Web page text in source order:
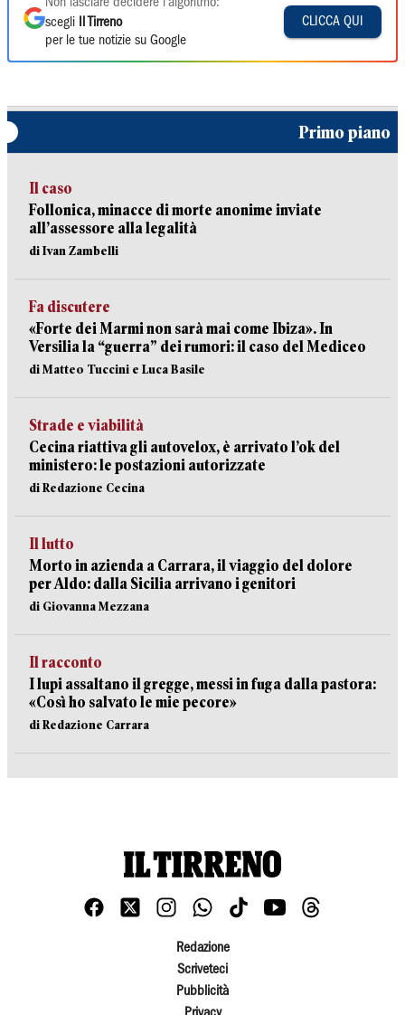
Non lasciare decidere l'algoritmo:
scegli
Il Tirreno
per le tue notizie su Google
CLICCA QUI
Primo piano
Il caso
Follonica, minacce di morte anonime inviate
all’assessore alla legalità
di Ivan Zambelli
Fa discutere
«Forte dei Marmi non sarà mai come Ibiza». In
Versilia la “guerra” dei rumori: il caso del Mediceo
di Matteo Tuccini e Luca Basile
Strade e viabilità
Cecina riattiva gli autovelox, è arrivato l’ok del
ministero: le postazioni autorizzate
di Redazione Cecina
Il lutto
Morto in azienda a Carrara, il viaggio del dolore
per Aldo: dalla Sicilia arrivano i genitori
di Giovanna Mezzana
Il racconto
I lupi assaltano il gregge, messi in fuga dalla pastora:
«Così ho salvato le mie pecore»
di Redazione Carrara
Redazione
Scriveteci
Pubblicità